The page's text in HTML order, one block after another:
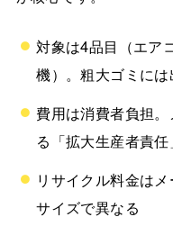
対象は4品目（エア
機）。粗大ゴミに
費用は消費者負担
る「拡大生産者責
リサイクル料金は
サイズで異なる